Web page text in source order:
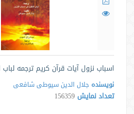
اسباب نزول آیات قرآن کریم ترجمه لباب
نویسنده جلال الدین سیوطی شافعی
تعداد نمایش 156359